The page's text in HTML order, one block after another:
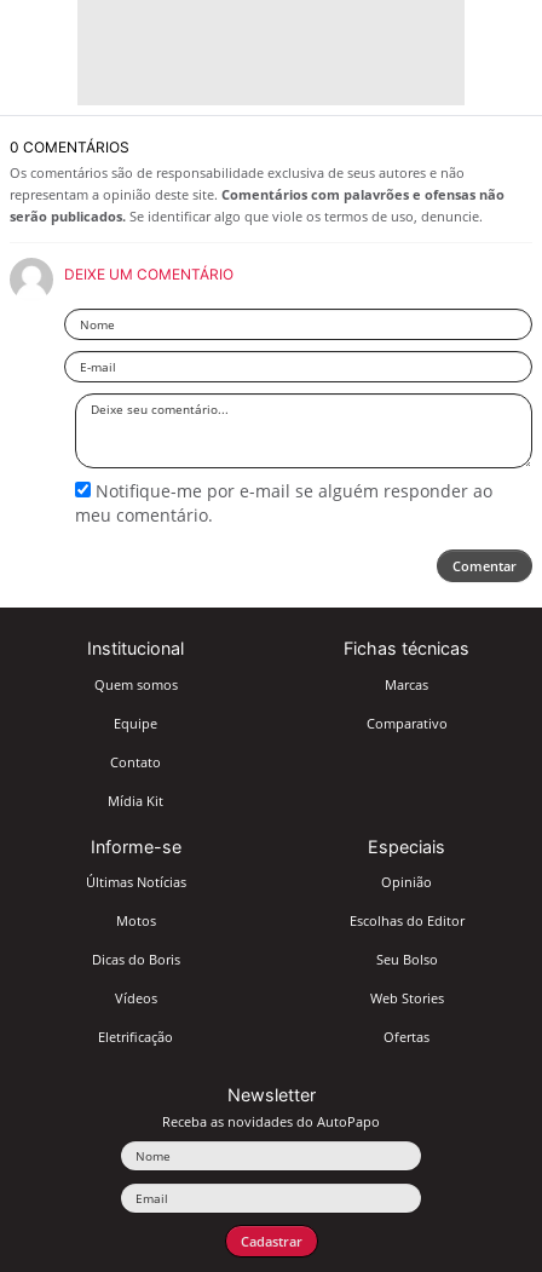
0 COMENTÁRIOS
Os comentários são de responsabilidade exclusiva de seus autores e não
representam a opinião deste site. Comentários com palavrões e ofensas não
serão publicados. Se identificar algo que viole os termos de uso, denuncie.
DEIXE UM COMENTÁRIO
Nome
Email
Deixe
Notifique-me por e-mail se alguém responder ao
meu comentário.
Comentar
Institucional
Quem somos
Equipe
Contato
Mídia Kit
Fichas técnicas
Marcas
Comparativo
Informe-se
Últimas Notícias
Motos
Dicas do Boris
Vídeos
Eletrificação
Especiais
Opinião
Escolhas do Editor
Seu Bolso
Web Stories
Ofertas
Newsletter
Receba as novidades do AutoPapo
Cadastrar